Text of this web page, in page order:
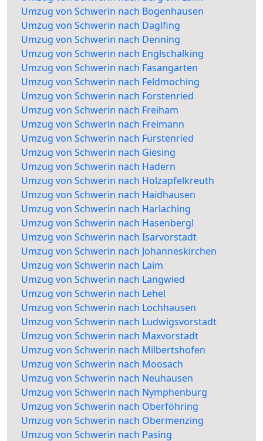
Umzug von Schwerin nach Bogenhausen
Umzug von Schwerin nach Daglfing
Umzug von Schwerin nach Denning
Umzug von Schwerin nach Englschalking
Umzug von Schwerin nach Fasangarten
Umzug von Schwerin nach Feldmoching
Umzug von Schwerin nach Forstenried
Umzug von Schwerin nach Freiham
Umzug von Schwerin nach Freimann
Umzug von Schwerin nach Fürstenried
Umzug von Schwerin nach Giesing
Umzug von Schwerin nach Hadern
Umzug von Schwerin nach Holzapfelkreuth
Umzug von Schwerin nach Haidhausen
Umzug von Schwerin nach Harlaching
Umzug von Schwerin nach Hasenbergl
Umzug von Schwerin nach Isarvorstadt
Umzug von Schwerin nach Johanneskirchen
Umzug von Schwerin nach Laim
Umzug von Schwerin nach Langwied
Umzug von Schwerin nach Lehel
Umzug von Schwerin nach Lochhausen
Umzug von Schwerin nach Ludwigsvorstadt
Umzug von Schwerin nach Maxvorstadt
Umzug von Schwerin nach Milbertshofen
Umzug von Schwerin nach Moosach
Umzug von Schwerin nach Neuhausen
Umzug von Schwerin nach Nymphenburg
Umzug von Schwerin nach Oberföhring
Umzug von Schwerin nach Obermenzing
Umzug von Schwerin nach Pasing